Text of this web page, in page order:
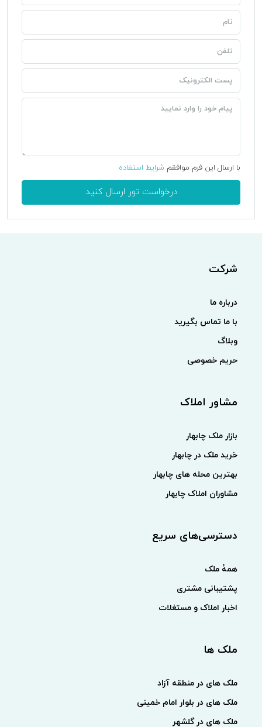
با ارسال این فرم موافقم شرایط استفاده
درخواست تور ارسال کنید
شرکت
درباره ما
با ما تماس بگیرید
وبلاگ
حریم خصوصی
مشاور املاک
بازار ملک چابهار
خرید ملک در چابهار
بهترین محله های چابهار
مشاوران املاک چابهار
دسترسی‌های سریع
همهٔ ملک
پشتیبانی مشتری
اخبار املاک و مستغلات
ملک ها
ملک های در منطقه آزاد
ملک های در بلوار امام خمینی
ملک های در گلشهر